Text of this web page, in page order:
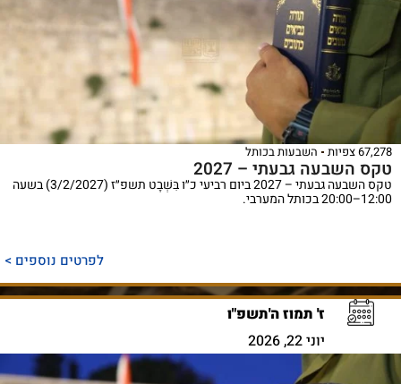
67,278 צפיות השבעות בכותל
טקס השבעה גבעתי – 2027
טקס השבעה גבעתי – 2027 ביום רביעי כ״ו בִּשְׁבָט תשפ״ז (3/2/2027) בשעה
12:00–20:00 בכותל המערבי.
לפרטים נוספים >
ז' תמוז ה'תשפ"ו
יוני 22, 2026